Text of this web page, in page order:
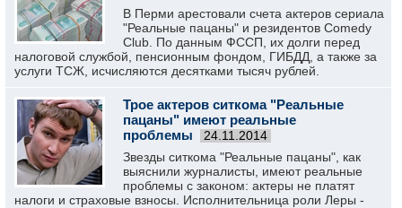
В Перми арестовали счета актеров сериала
"Реальные пацаны" и резидентов Comedy
Club. По данным ФССП, их долги перед
налоговой службой, пенсионным фондом, ГИБДД, а также за
услуги ТСЖ, исчисляются десятками тысяч рублей.
Трое актеров ситкома "Реальные
пацаны" имеют реальные
проблемы
24.11.2014
Звезды ситкома "Реальные пацаны", как
выяснили журналисты, имеют реальные
проблемы с законом: актеры не платят
налоги и страховые взносы. Исполнительница роли Леры -